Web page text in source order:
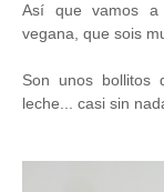
Así que vamos a
vegana, que sois
Son unos bollitos
leche... casi sin